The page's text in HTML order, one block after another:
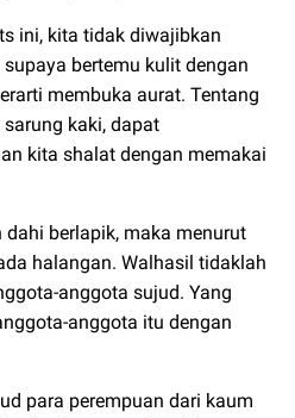
ini, kita tidak diwajibkan
bertemu kulit dengan
membuka aurat. Tentang
kaki, dapat
kita shalat dengan memakai
berlapik, maka menurut
halangan. Walhasil tidaklah
anggota sujud. Yang
anggota itu dengan
para perempuan dari kaum